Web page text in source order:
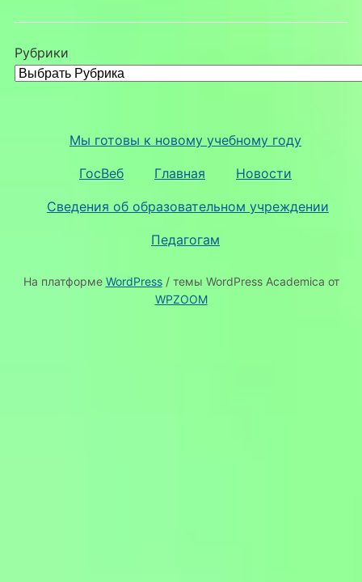
Рубрики
Мы готовы к новому учебному году
ГосВеб Главная Новости
Сведения об образовательном учреждении
Педагогам
На платформе WordPress/ темы WordPress Academica от
WPZOOM